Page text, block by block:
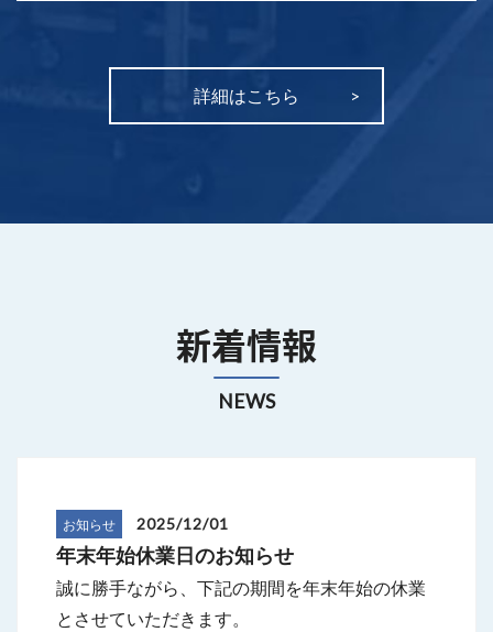
詳細はこちら
新着情報
NEWS
お知らせ 2025/12/01
年末年始休業日のお知らせ
誠に勝手ながら、下記の期間を年末年始の休業
とさせていただきます。